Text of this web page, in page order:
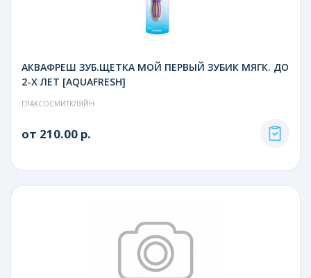
АКВАФРЕШ ЗУБ.ЩЕТКА МОЙ ПЕРВЫЙ ЗУБИК МЯГК. ДО
2-Х ЛЕТ [AQUAFRESH]
ГЛАКСОСМИТКЛЯЙН
от 210.00 р.